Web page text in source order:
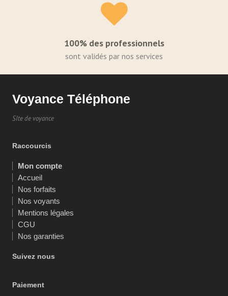
100% des professionnels
sont validés par nos services
Voyance Téléphone
SIte de voyance
Raccourcis
Mon compte
Accueil
Nos forfaits
Nos voyants
Mentions légales
CGU
Nos garanties
Suivez nous
Paiement